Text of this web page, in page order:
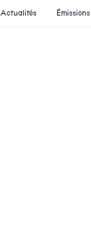
Actualités Émissions